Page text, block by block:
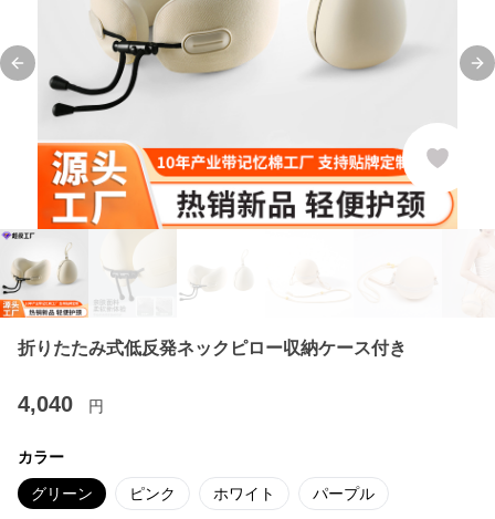
Previous slide
折りたたみ式低反発ネックピロー収納ケース付き
4,040 円
カラー
グリーン ピンク ホワイト パープル